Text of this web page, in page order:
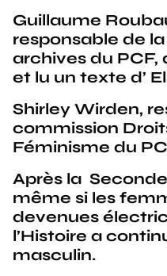
Guillaume
responsable de
archives du PCF,
et lu un texte d’
Shirley Wirden,
commission
Féminisme du
Après la
même si les
devenues
l’Histoire a
masculin.